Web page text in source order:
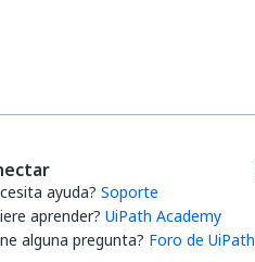
ayuda? Soporte
aprender? UiPath Academy
alguna pregunta? Foro de UiPath